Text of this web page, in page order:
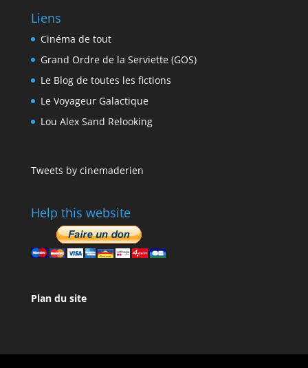
Liens
Cinéma de tout
Grand Ordre de la Serviette (GOS)
Le Blog de toutes les fictions
Le Voyageur Galactique
Lou Alex Sand Relooking
Tweets by cinemaderien
Help this website
Plan du site